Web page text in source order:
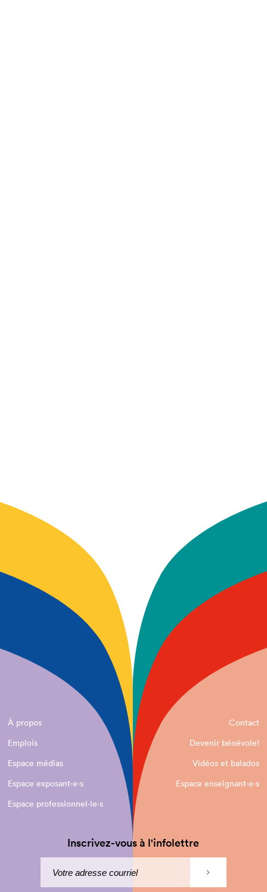
À propos
Contact
Emplois
Devenir bénévole!
Espace médias
Vidéos et balados
Espace exposant·e⋅s
Espace enseignant·e⋅s
Espace professionnel·le⋅s
Inscrivez-vous à l'infolettre